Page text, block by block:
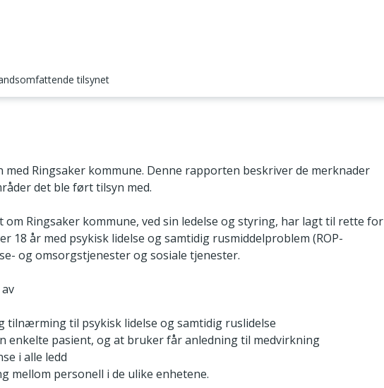
tilsynet
Ringsaker kommune. Denne rapporten beskriver de merknader
det ble ført tilsyn med.
om Ringsaker kommune, ved sin ledelse og styring, har lagt til rette for
18 år med psykisk lidelse og samtidig rusmiddelproblem (ROP-
og omsorgstjenester og sosiale tjenester.
tilnærming til psykisk lidelse og samtidig ruslidelse
enkelte pasient, og at bruker får anledning til medvirkning
i alle ledd
mellom personell i de ulike enhetene.